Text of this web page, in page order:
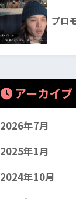
プロ
アーカイブ
2026年7月
2025年1月
2024年10月